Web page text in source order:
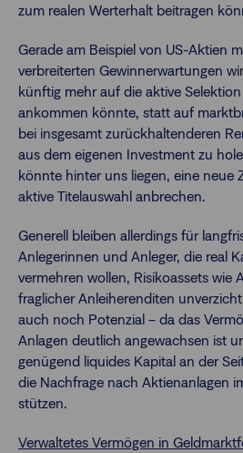
zum realen Werterhalt beitragen
Gerade am Beispiel von US-Aktien
verbreiterten Gewinnerwartungen
künftig mehr auf die aktive
ankommen könnte, statt auf
bei insgesamt zurückhaltenderen
aus dem eigenen Investment zu
könnte hinter uns liegen, eine neue
aktive Titelauswahl anbrechen.
Generell bleiben allerdings für
Anlegerinnen und Anleger, die real
vermehren wollen, Risikoassets wie
fraglicher Anleiherenditen
auch noch Potenzial – da das
Anlagen deutlich angewachsen ist
genügend liquides Kapital an der
die Nachfrage nach Aktienanlagen
stützen.
Verwaltetes Vermögen in